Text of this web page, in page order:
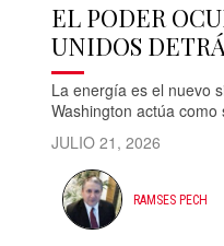
EL PODER
UNIDOS
La energía es el nuevo
Washington actúa
JULIO 21, 2026
RAMSES PECH